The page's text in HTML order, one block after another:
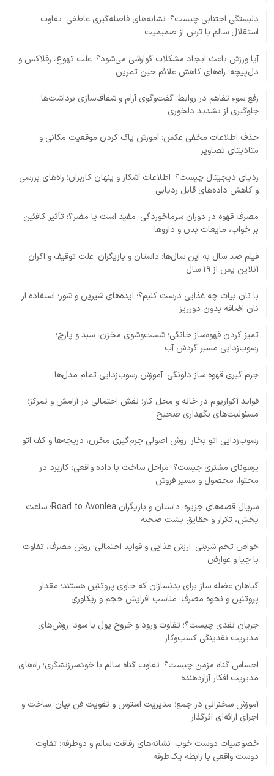
دلبستگی اجتنابی چیست؟؛ نشانه‌های فاصله‌گیری عاطفی؛ تفاوت
استقلال سالم با ترس از صمیمیت
آیا ورزش باعث ایجاد مشکلات گوارشی می‌شود؟؛ علت تهوع، رفلاکس و
دل‌پیچه؛ راه‌های کاهش علائم حین تمرین
رفع سوء تفاهم در روابط؛ گفت‌وگوی آرام و شفاف‌سازی برداشت‌ها؛
جلوگیری از تشدید دلخوری
حذف اطلاعات مخفی عکس؛ آموزش پاک کردن موقعیت مکانی و
متادیتای تصاویر
ردپای دیجیتال چیست؟؛ اطلاعات آشکار و پنهان کاربران؛ راه‌های بررسی
و کاهش داده‌های قابل ردیابی
مصرف قهوه در دوران سرماخوردگی؛ مفید است یا مضر؟؛ تأثیر کافئین
بر خواب، مایعات بدن و داروها
فیلم صد سال به این سال‌ها؛ داستان و بازیگران؛ علت توقیف و اکران
آنلاین پس از ۱۹ سال
با نان بیات چه غذایی درست کنیم؟؛ ایده‌های شیرین و شور؛ استفاده از
نان اضافه بدون دورریز
تمیز کردن قهوه‌ساز خانگی؛ شست‌وشوی مخزن، سبد و پارچ؛
رسوب‌زدایی مسیر گردش آب
جرم گیری قهوه ساز دلونگی؛ آموزش رسوب‌زدایی تمام مدل‌ها
فواید آکواریوم در خانه و محل کار؛ نقش احتمالی در آرامش و تمرکز؛
مسئولیت‌های نگهداری صحیح
رسوب‌زدایی اتو بخار؛ روش اصولی جرم‌گیری مخزن، دریچه‌ها و کف اتو
پرسونای مشتری چیست؟؛ مراحل ساخت با داده واقعی؛ کاربرد در
محتوا، محصول و مسیر فروش
سریال قصه‌های جزیره؛ داستان و بازیگران Road to Avonlea؛ ساعت
پخش، تکرار و حقایق پشت صحنه
خواص تخم شربتی؛ ارزش غذایی و فواید احتمالی؛ روش مصرف، تفاوت
با چیا و عوارض
گیاهان عضله ساز برای بدنسازان که حاوی پروتئین هستند؛ مقدار
پروتئین و نحوه مصرف؛ مناسب افزایش حجم و ریکاوری
جریان نقدی چیست؟؛ تفاوت ورود و خروج پول با سود؛ روش‌های
مدیریت نقدینگی کسب‌وکار
احساس گناه مزمن چیست؟؛ تفاوت گناه سالم با خودسرزنشگری؛ راه‌های
مدیریت افکار آزاردهنده
آموزش سخنرانی در جمع؛ مدیریت استرس و تقویت فن بیان؛ ساخت و
اجرای ارائه‌ای اثرگذار
خصوصیات دوست خوب؛ نشانه‌های رفاقت سالم و دوطرفه؛ تفاوت
دوست واقعی با رابطه یک‌طرفه